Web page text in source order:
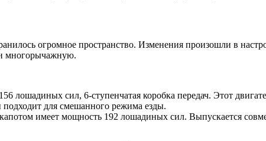
огромное пространство. Изменения произошли в
многорычажную.
сил, 6-ступенчатая коробка передач. Этот
подходит для смешанного режима езды.
имеет мощность 192 лошадиных сил. Выпускается